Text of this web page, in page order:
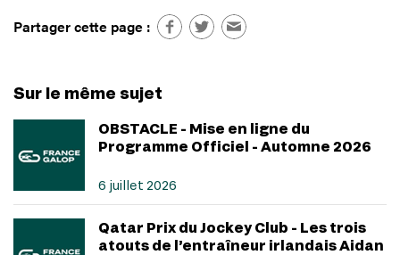
Partager cette page :
Sur le même sujet
OBSTACLE - Mise en ligne du
Programme Officiel - Automne 2026
6 juillet 2026
Qatar Prix du Jockey Club - Les trois
atouts de l’entraîneur irlandais Aidan